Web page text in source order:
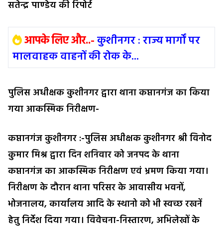
सतेन्द्र पाण्डेय की रिपोर्ट
आपके लिए और..-कुशीनगर : राज्य मार्गों पर
मालवाहक वाहनों की रोक के...
पुलिस अधीक्षक कुशीनगर द्वारा थाना कप्तानगंज का किया
गया आकस्मिक निरीक्षण-
कप्तानगंज कुशीनगर :-पुलिस अधीक्षक कुशीनगर श्री विनोद
कुमार मिश्र द्वारा दिन शनिवार को जनपद के थाना
कप्तानगंज का आकस्मिक निरीक्षण एवं भ्रमण किया गया।
निरीक्षण के दौरान थाना परिसर के आवासीय भवनों,
भोजनालय, कार्यालय आदि के स्थानो को भी स्वच्छ रखनें
हेतु निर्देश दिया गया। विवेचना-निस्तारण, अभिलेखों के